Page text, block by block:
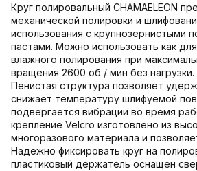
Круг полировальный CHAMAELEON
механической полировки и
использования с крупнозернистыми
пастами. Можно использовать как
влажного полирования при
вращения 2600 об / мин без нагрузки.
Пенистая структура позволяет
снижает температуру шлифуемой
подвергается вибрации во время
крепление Velcro изготовлено из
многоразового материала и
Надежно фиксировать круг на
пластиковый держатель оснащен